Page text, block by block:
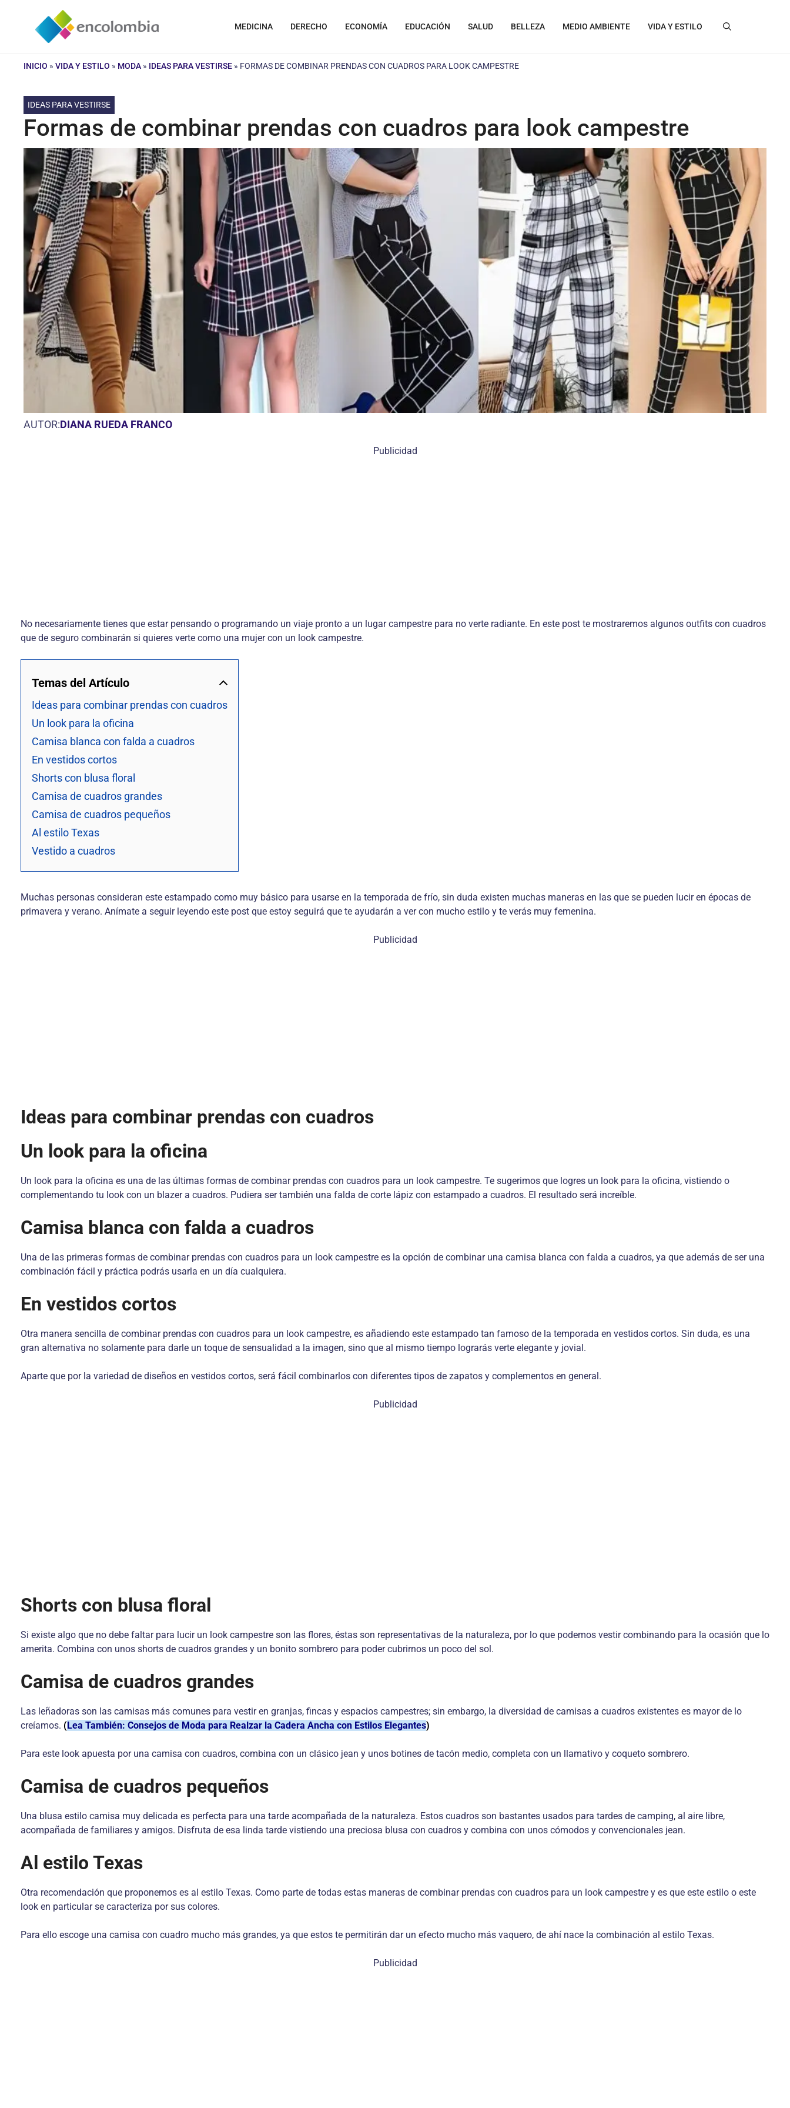
contenido
MEDICINA DERECHO ECONOMÍA EDUCACIÓN SALUD BELLEZA MEDIO AMBIENTE VIDA Y ESTILO
INICIO » VIDA Y ESTILO » MODA » IDEAS PARA VESTIRSE » FORMAS DE COMBINAR PRENDAS CON CUADROS PARA LOOK CAMPESTRE
IDEAS PARA VESTIRSE
Formas de combinar prendas con cuadros para look campestre
AUTOR:DIANA RUEDA FRANCO
Publicidad
No necesariamente tienes que estar pensando o programando un viaje pronto a un lugar campestre para no verte radiante. En este post te mostraremos algunos outfits con cuadros
que de seguro combinarán si quieres verte como una mujer con un look campestre.
Temas del Artículo
Ideas para combinar prendas con cuadros
Un look para la oficina
Camisa blanca con falda a cuadros
En vestidos cortos
Shorts con blusa floral
Camisa de cuadros grandes
Camisa de cuadros pequeños
Al estilo Texas
Vestido a cuadros
Muchas personas consideran este estampado como muy básico para usarse en la temporada de frío, sin duda existen muchas maneras en las que se pueden lucir en épocas de
primavera y verano. Anímate a seguir leyendo este post que estoy seguirá que te ayudarán a ver con mucho estilo y te verás muy femenina.
Publicidad
Ideas para combinar prendas con cuadros
Un look para la oficina
Un look para la oficina es una de las últimas formas de combinar prendas con cuadros para un look campestre. Te sugerimos que logres un look para la oficina, vistiendo o
complementando tu look con un blazer a cuadros. Pudiera ser también una falda de corte lápiz con estampado a cuadros. El resultado será increíble.
Camisa blanca con falda a cuadros
Una de las primeras formas de combinar prendas con cuadros para un look campestre es la opción de combinar una camisa blanca con falda a cuadros, ya que además de ser una
combinación fácil y práctica podrás usarla en un día cualquiera.
En vestidos cortos
Otra manera sencilla de combinar prendas con cuadros para un look campestre, es añadiendo este estampado tan famoso de la temporada en vestidos cortos. Sin duda, es una
gran alternativa no solamente para darle un toque de sensualidad a la imagen, sino que al mismo tiempo lograrás verte elegante y jovial.
Aparte que por la variedad de diseños en vestidos cortos, será fácil combinarlos con diferentes tipos de zapatos y complementos en general.
Publicidad
Shorts con blusa floral
Si existe algo que no debe faltar para lucir un look campestre son las flores, éstas son representativas de la naturaleza, por lo que podemos vestir combinando para la ocasión que lo
amerita. Combina con unos shorts de cuadros grandes y un bonito sombrero para poder cubrirnos un poco del sol.
Camisa de cuadros grandes
Las leñadoras son las camisas más comunes para vestir en granjas, fincas y espacios campestres; sin embargo, la diversidad de camisas a cuadros existentes es mayor de lo
creíamos. (Lea También: Consejos de Moda para Realzar la Cadera Ancha con Estilos Elegantes)
Para este look apuesta por una camisa con cuadros, combina con un clásico jean y unos botines de tacón medio, completa con un llamativo y coqueto sombrero.
Camisa de cuadros pequeños
Una blusa estilo camisa muy delicada es perfecta para una tarde acompañada de la naturaleza. Estos cuadros son bastantes usados para tardes de camping, al aire libre,
acompañada de familiares y amigos. Disfruta de esa linda tarde vistiendo una preciosa blusa con cuadros y combina con unos cómodos y convencionales jean.
Al estilo Texas
Otra recomendación que proponemos es al estilo Texas. Como parte de todas estas maneras de combinar prendas con cuadros para un look campestre y es que este estilo o este
look en particular se caracteriza por sus colores.
Para ello escoge una camisa con cuadro mucho más grandes, ya que estos te permitirán dar un efecto mucho más vaquero, de ahí nace la combinación al estilo Texas.
Publicidad